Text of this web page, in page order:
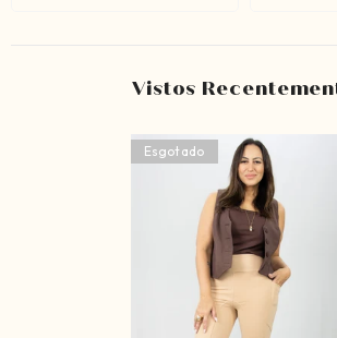
Vistos
Esgotado